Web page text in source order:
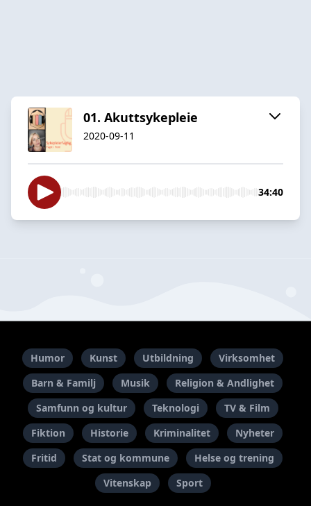
01. Akuttsykepleie
2020-09-11
34:40
Humor Kunst Utbildning
Virksomhet
Barn & Familj
Musik
Religion & Andlighet
Samfunn og kultur
Teknologi
TV & Film
Fiktion
Historie Kriminalitet
Nyheter
Fritid
Stat og kommune
Helse og trening
Vitenskap
Sport